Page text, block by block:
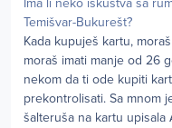
Ima li neko iskustva sa
Temišvar-Bukurešt?
Kada kupuješ kartu,
moraš imati manje od 26
nekom da ti ode kupiti
prekontrolisati. Sa mnom
šalteruša na kartu upisala